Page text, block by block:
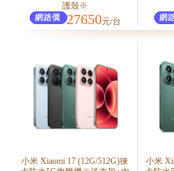
護殼※
27650元/台
小米 Xiaomi 17 (12G/512G)徠
小米